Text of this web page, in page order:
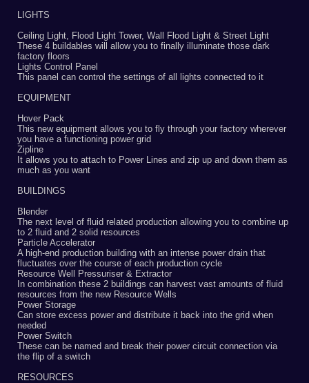
LIGHTS
Ceiling Light, Flood Light Tower, Wall Flood Light & Street Light
These 4 buildables will allow you to finally illuminate those dark
factory floors
Lights Control Panel
This panel can control the settings of all lights connected to it
EQUIPMENT
Hover Pack
This new equipment allows you to fly through your factory wherever
you have a functioning power grid
Zipline
It allows you to attach to Power Lines and zip up and down them as
much as you want
BUILDINGS
Blender
The next level of fluid related production allowing you to combine up
to 2 fluid and 2 solid resources
Particle Accelerator
A high-end production building with an intense power drain that
fluctuates over the course of each production cycle
Resource Well Pressuriser & Extractor
In combination these 2 buildings can harvest vast amounts of fluid
resources from the new Resource Wells
Power Storage
Can store excess power and distribute it back into the grid when
needed
Power Switch
These can be named and break their power circuit connection via
the flip of a switch
RESOURCES